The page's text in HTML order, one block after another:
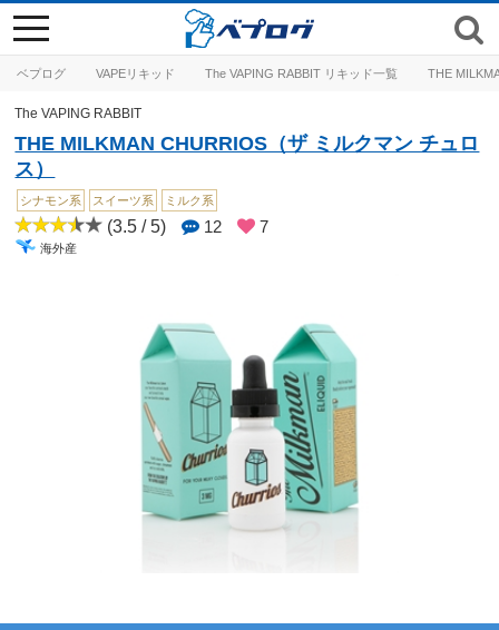
ベプログ VAPEリキッド The VAPING RABBIT リキッド一覧 THE
toggle
navigation
The VAPING RABBIT
THE MILKMAN CHURRIOS（ザ ミルクマン チュロ
ス）
シナモン系 スイーツ系 ミルク系
(3.5 / 5) 12 7
海外産